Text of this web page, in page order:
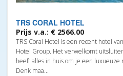
TRS CORAL HOTEL
Prijs v.a.: € 2566.00
TRS Coral Hotel is een recent hotel
Hotel Group. Het verwelkomt
heeft alles in huis om je een luxueuze
Denk maa...